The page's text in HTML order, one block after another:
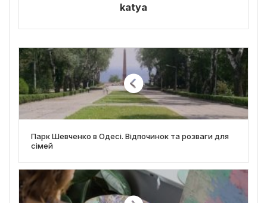
katya
Парк Шевченко в Одесі. Відпочинок та розваги для
сімей